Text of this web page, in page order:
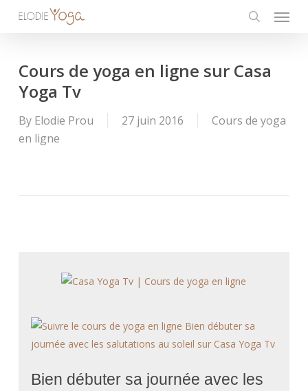
Menu
Cours de yoga en ligne sur Casa
Yoga Tv
By Elodie Prou 27 juin 2016
Cours de yoga
en ligne
Bien débuter sa journée avec les